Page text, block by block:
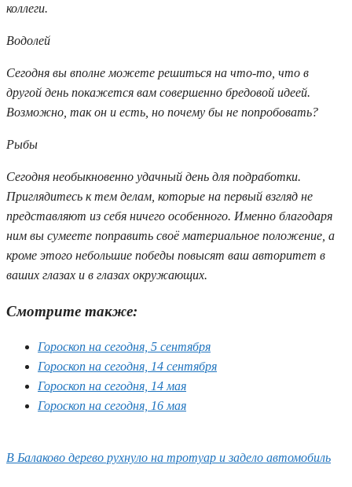
коллеги.
Водолей
Сегодня вы вполне можете решиться на что-то, что в
другой день покажется вам совершенно бредовой идеей.
Возможно, так он и есть, но почему бы не попробовать?
Рыбы
Сегодня необыкновенно удачный день для подработки.
Приглядитесь к тем делам, которые на первый взгляд не
представляют из себя ничего особенного. Именно благодаря
ним вы сумеете поправить своё материальное положение, а
кроме этого небольшие победы повысят ваш авторитет в
ваших глазах и в глазах окружающих.
Смотрите также:
Гороскоп на сегодня, 5 сентября
Гороскоп на сегодня, 14 сентября
Гороскоп на сегодня, 14 мая
Гороскоп на сегодня, 16 мая
В Балаково дерево рухнуло на тротуар и задело автомобиль